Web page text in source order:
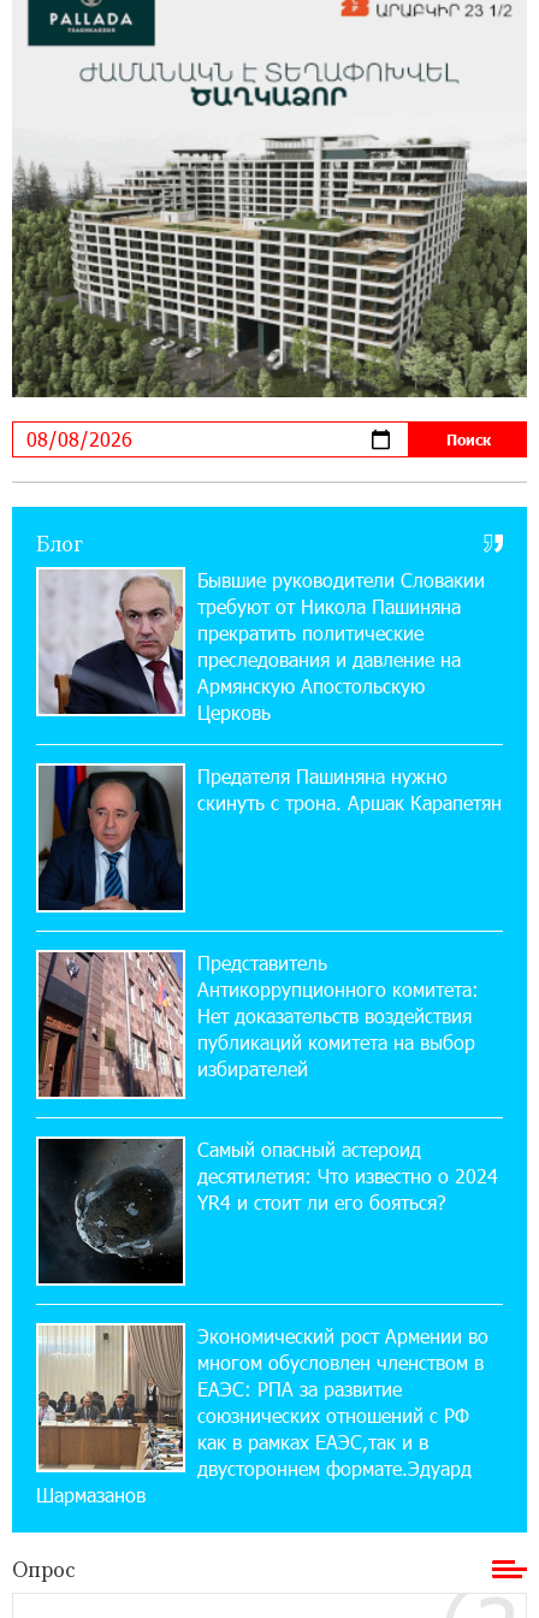
мониторинг дикой природы в Гнишике с
помощью солнечной энергии
Ucom и FPWC обеспечат круглосуточный
мониторинг дикой природы в Гнишике с
помощью солнечной энергии
22:41:05 3-08-2026
Idram и IDBank - рядом со стартапами на
Seaside Startup Summit
10:12:55 3-08-2026
В мобильном приложении Юнибанка теперь
можно зарегистрироваться также с помощью
«Бесплатные бонусы в играх»: IDBank
предупреждает о кибератаках на школьников
11:21:15 31-07-2026
ЕАЭС со временем будет расширяться. Когда-
нибудь это поймёт и рядовой армянин, но
11:03:52 31-07-2026
Если Израиль использует тему Геноцида
армян против Эрдогана, то что для него
значит сам Геноцид?
ВТБ (Армения): вклад «Стабильный» — до
10% годовых и оформление в мобильном
приложении
17:03:49 30-07-2026
Платформа Rate.Trading на Seaside Startup
14:44:13 29-07-2026
Состоялось открытие Khachaturian Rooftop
при поддержке IDBank
18:38:18 28-07-2026
Пашинян ты упустил свой шанс уйти
спокойно. Аршак Карапетян
12:04:53 28-07-2026
Обновленный Центр продаж и обслуживания
Ucom открылся по адресу ул. Шаумяна, 24/2
в Арарате
22:28:49 27-07-2026
Блог
Бывшие руководители Словакии
требуют от Никола Пашиняна
прекратить политические
преследования и давление на
Армянскую Апостольскую
Церковь
Предателя Пашиняна нужно
скинуть с трона. Аршак Карапетян
Представитель
Антикоррупционного комитета:
Нет доказательств воздействия
публикаций комитета на выбор
избирателей
Самый опасный астероид
десятилетия: Что известно о 2024
YR4 и стоит ли его бояться?
Экономический рост Армении во
многом обусловлен членством в
ЕАЭС: РПА за развитие
союзнических отношений с РФ
как в рамках ЕАЭС,так и в
двустороннем формате.Эдуард
Шармазанов
Опрос